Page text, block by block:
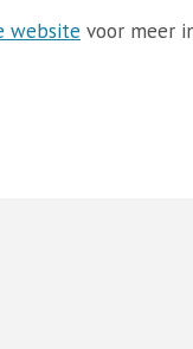
website voor meer